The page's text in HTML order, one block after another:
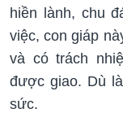
hiền lành, chu
việc, con giáp
và có trách
được giao. Dù
sức.